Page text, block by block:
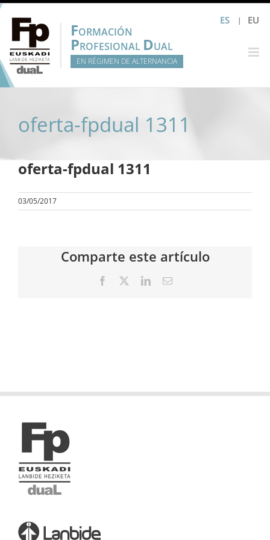
Saltar
contenido
ES EU
FORMACIÓN
PROFESIONAL DUAL
EN RÉGIMEN DE ALTERNANCIA
oferta-fpdual 1311
oferta-fpdual 1311
03/05/2017
Comparte este artículo
Facebook LinkedInCorreo